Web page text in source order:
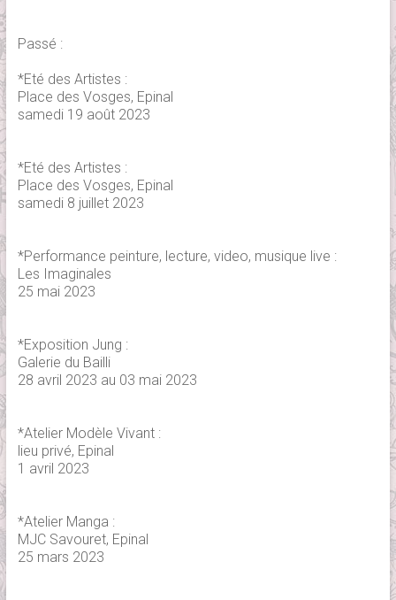
Passé :
*Eté des Artistes :
Place des Vosges, Epinal
samedi 19 août 2023
*Eté des Artistes :
Place des Vosges, Epinal
samedi 8 juillet 2023
*Performance peinture, lecture, video, musique live :
Les Imaginales
25 mai 2023
*Exposition Jung :
Galerie du Bailli
28 avril 2023 au 03 mai 2023
*Atelier Modèle Vivant :
lieu privé, Epinal
1 avril 2023
*Atelier Manga :
MJC Savouret, Epinal
25 mars 2023